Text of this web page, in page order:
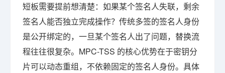
短板需要提前想清楚：如果某个签名人失联，剩余
签名人能否独立完成操作？传统多签的签名人身份
是公开绑定的，一旦某个签名人出了问题，替换流
程往往很复杂。MPC-TSS 的核心优势在于密钥分
片可以动态重组，不依赖固定的签名人身份。具体